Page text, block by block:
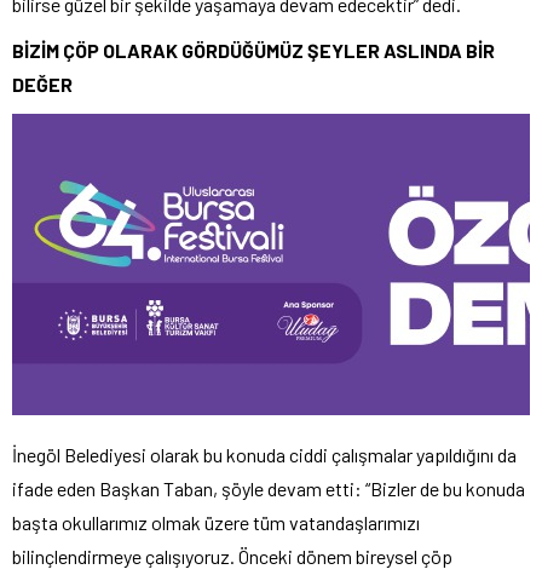
BİZİM ÇÖP OLARAK GÖRDÜĞÜMÜZ ŞEYLER ASLINDA BİR
DEĞER
İnegöl Belediyesi olarak bu konuda ciddi çalışmalar yapıldığını da
ifade eden Başkan Taban, şöyle devam etti: “Bizler de bu konuda
başta okullarımız olmak üzere tüm vatandaşlarımızı
bilinçlendirmeye çalışıyoruz. Önceki dönem bireysel çöp